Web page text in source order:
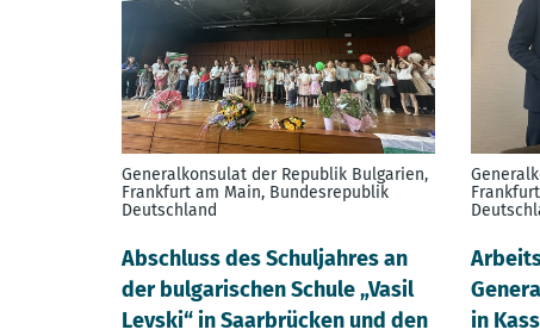
Generalkonsulat der Republik Bulgarien,
Frankfurt am Main, Bundesrepublik
Deutschland
Abschluss des Schuljahres an
der bulgarischen Schule „Vasil
Levski“ in Saarbrücken und den
in